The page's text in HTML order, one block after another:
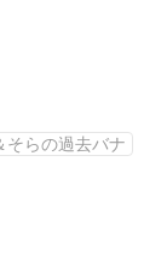
そらの過去バナ